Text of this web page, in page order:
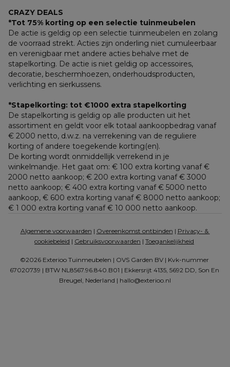
CRAZY DEALS
*Tot 75% korting op een selectie tuinmeubelen
De actie is geldig op een selectie tuinmeubelen en zolang
de voorraad strekt. Acties zijn onderling niet cumuleerbaar
en verenigbaar met andere acties behalve met de
stapelkorting. De actie is niet geldig op accessoires,
decoratie, beschermhoezen, onderhoudsproducten,
verlichting en sierkussens.
*Stapelkorting: tot €1000 extra stapelkorting
De stapelkorting is geldig op alle producten uit het
assortiment en geldt voor elk totaal aankoopbedrag vanaf
€ 2000 netto, d.w.z. na verrekening van de reguliere
korting of andere toegekende korting(en).
De korting wordt onmiddellijk verrekend in je
winkelmandje. Het gaat om: € 100 extra korting vanaf €
2000 netto aankoop; € 200 extra korting vanaf € 3000
netto aankoop; € 400 extra korting vanaf € 5000 netto
€ 1 000 extra korting vanaf € 10 000 netto aankoop.
Algemene voorwaarden | Overeenkomst ontbinden | Privacy- &
cookiebeleid | Gebruiksvoorwaarden | Toegankelijkheid
©2026 Exterioo Tuinmeubelen | OVS Garden BV | Kvk-nummer
67020739 | BTW NL8567.96.840.B01 | Ekkersrijt 4135, 5692 DD, Son En
Breugel, Nederland | hallo@exterioo.nl